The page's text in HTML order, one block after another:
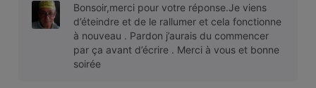
Bonsoir,merci pour votre réponse.Je viens
d’éteindre et de le rallumer et cela fonctionne
à nouveau . Pardon j’aurais du commencer
par ça avant d’écrire . Merci à vous et bonne
soirée